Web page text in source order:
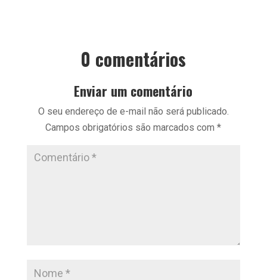
0 comentários
Enviar um comentário
O seu endereço de e-mail não será publicado.
Campos obrigatórios são marcados com*